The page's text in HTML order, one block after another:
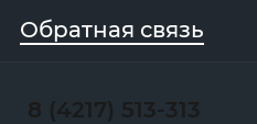
Обратная связь
8 (4217) 513-313